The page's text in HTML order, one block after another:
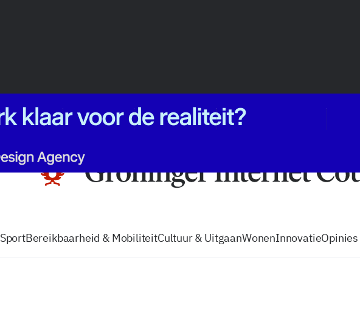
podcasts vacatures zo volg je de GIC
SportBereikbaarheid & MobiliteitCultuur & UitgaanWonenInnovatieOpinies